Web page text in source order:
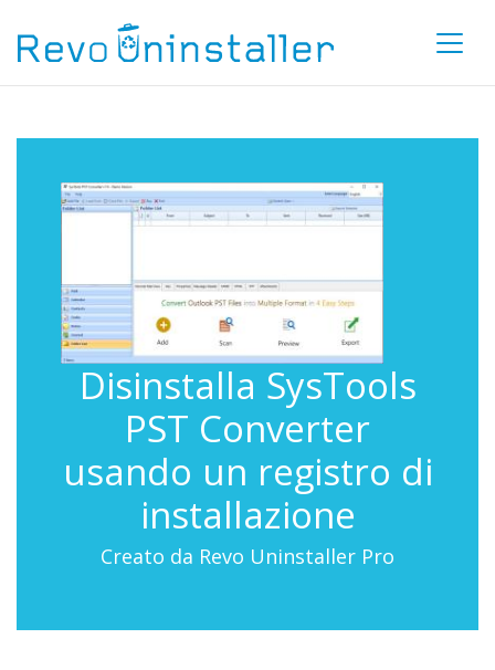
Disinstalla SysTools
PST Converter
usando un registro di
installazione
Creato da Revo Uninstaller Pro